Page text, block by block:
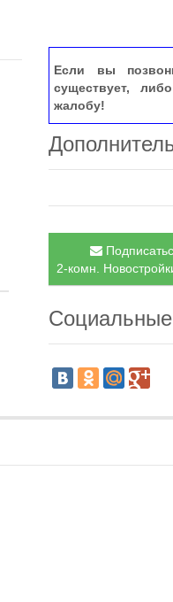
Если вы
существует,
жалобу!
2-комн.